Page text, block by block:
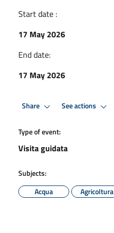
Start date :
17 May 2026
End date:
17 May 2026
Share See actions
Type of event:
Visita guidata
Subjects:
Acqua
Agricoltura